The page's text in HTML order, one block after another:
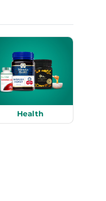
Health